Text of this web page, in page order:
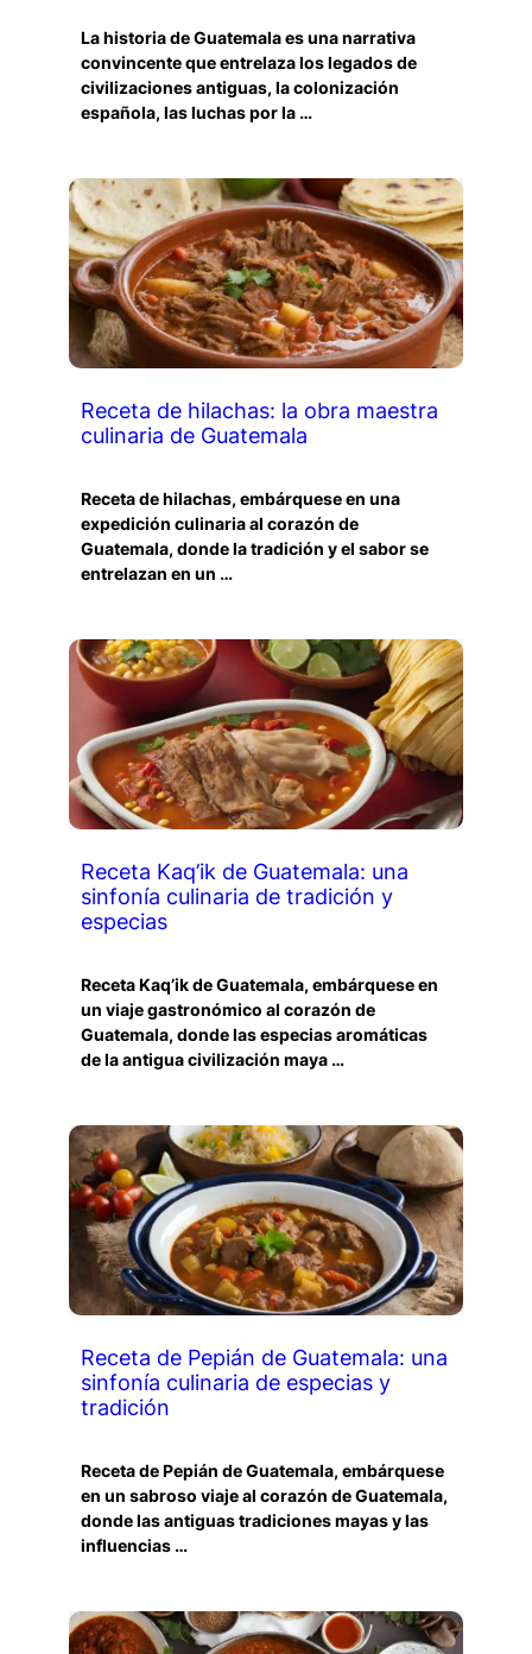
La historia de Guatemala es una narrativa
convincente que entrelaza los legados de
civilizaciones antiguas, la colonización
española, las luchas por la …
Receta de hilachas: la obra maestra
culinaria de Guatemala
Receta de hilachas, embárquese en una
expedición culinaria al corazón de
Guatemala, donde la tradición y el sabor se
entrelazan en un …
Receta Kaq’ik de Guatemala: una
sinfonía culinaria de tradición y
especias
Receta Kaq’ik de Guatemala, embárquese en
un viaje gastronómico al corazón de
Guatemala, donde las especias aromáticas
de la antigua civilización maya …
Receta de Pepián de Guatemala: una
sinfonía culinaria de especias y
tradición
Receta de Pepián de Guatemala, embárquese
en un sabroso viaje al corazón de Guatemala,
donde las antiguas tradiciones mayas y las
influencias …